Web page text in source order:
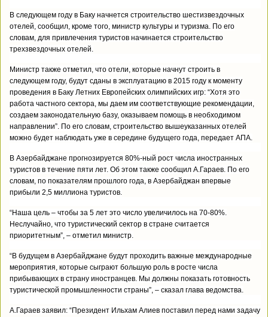
В следующем году в Баку начнется строительство шестизвездочных
отелей, сообщил, кроме того, министр культуры и туризма. По его
словам, для привлечения туристов начинается строительство
трехзвездочных отелей.
Министр также отметил, что отели, которые начнут строить в
следующем году, будут сданы в эксплуатацию в 2015 году к моменту
проведения в Баку Летних Европейских олимпийских игр: “Хотя это
работа частного сектора, мы даем им соответствующие рекомендации,
создаем законодательную базу, оказываем помощь в необходимом
направлении”. По его словам, строительство вышеуказанных отелей
можно будет наблюдать уже в середине будущего года, передает АПА.
В Азербайджане прогнозируется 80%-ный рост числа иностранных
туристов в течение пяти лет. Об этом также сообщил А.Гараев. По его
словам, по показателям прошлого года, в Азербайджан впервые
прибыли 2,5 миллиона туристов.
“Наша цель – чтобы за 5 лет это число увеличилось на 70-80%.
Неслучайно, что туристический сектор в стране считается
приоритетным”, – отметил министр.
“В будущем в Азербайджане будут проходить важные международные
мероприятия, которые сыграют большую роль в росте числа
прибывающих в страну иностранцев. Мы должны показать готовность
туристической промышленности страны”, – сказал глава ведомства.
А.Гараев заявил: “Президент Ильхам Алиев поставил перед нами задачу